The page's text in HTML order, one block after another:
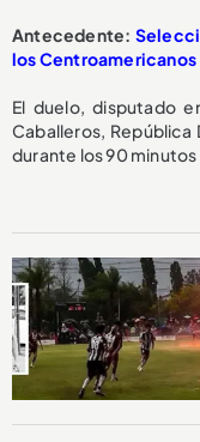
Antecedente:
los Centroamericanos
El duelo, disputado
Caballeros, República
durante los 90